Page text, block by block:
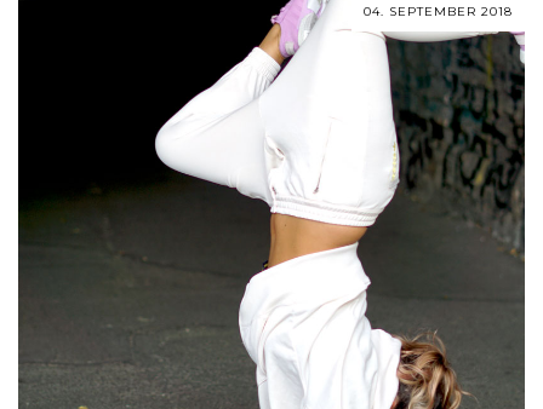
04. SEPTEMBER 2018